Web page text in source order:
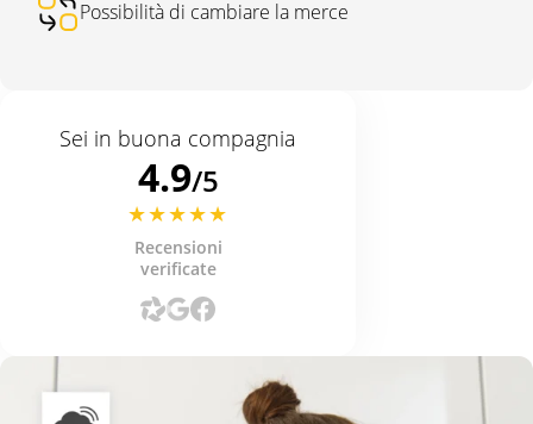
Possibilità di cambiare la merce
Sei in buona compagnia
4.9/5
Recensioni
verificate